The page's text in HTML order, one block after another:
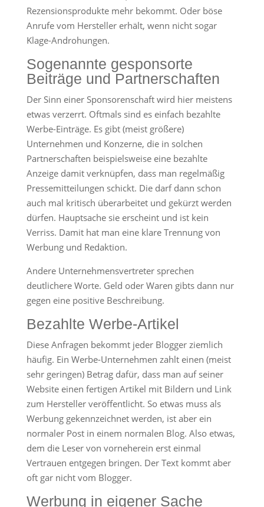
Rezensionsprodukte mehr bekommt. Oder böse
Anrufe vom Hersteller erhält, wenn nicht sogar
Klage-Androhungen.
Sogenannte gesponsorte
Beiträge und Partnerschaften
Der Sinn einer Sponsorenschaft wird hier meistens
etwas verzerrt. Oftmals sind es einfach bezahlte
Werbe-Einträge. Es gibt (meist größere)
Unternehmen und Konzerne, die in solchen
Partnerschaften beispielsweise eine bezahlte
Anzeige damit verknüpfen, dass man regelmäßig
Pressemitteilungen schickt. Die darf dann schon
auch mal kritisch überarbeitet und gekürzt werden
dürfen. Hauptsache sie erscheint und ist kein
Verriss. Damit hat man eine klare Trennung von
Werbung und Redaktion.
Andere Unternehmensvertreter sprechen
deutlichere Worte. Geld oder Waren gibts dann nur
gegen eine positive Beschreibung.
Bezahlte Werbe-Artikel
Diese Anfragen bekommt jeder Blogger ziemlich
häufig. Ein Werbe-Unternehmen zahlt einen (meist
sehr geringen) Betrag dafür, dass man auf seiner
Website einen fertigen Artikel mit Bildern und Link
zum Hersteller veröffentlicht. So etwas muss als
Werbung gekennzeichnet werden, ist aber ein
normaler Post in einem normalen Blog. Also etwas,
dem die Leser von vorneherein erst einmal
Vertrauen entgegen bringen. Der Text kommt aber
oft gar nicht vom Blogger.
Werbung in eigener Sache